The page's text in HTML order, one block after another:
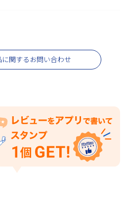
に関するお問い合わせ